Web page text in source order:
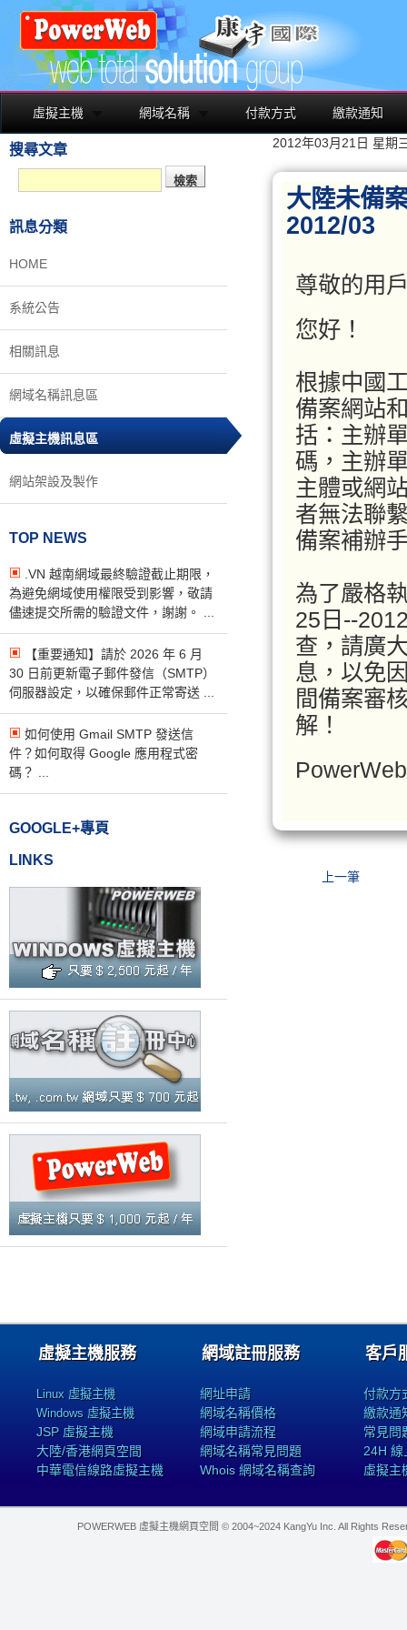
虛擬主機 網域名稱 付款方式 繳款通知
搜尋文章
訊息分類
HOME
系統公告
相關訊息
網域名稱訊息區
虛擬主機訊息區
網站架設及製作
TOP NEWS
.VN 越南網域最終驗證截止期限，
為避免網域使用權限受到影響，敬請
儘速提交所需的驗證文件，謝謝。 ...
【重要通知】請於 2026 年 6 月
30 日前更新電子郵件發信（SMTP）
伺服器設定，以確保郵件正常寄送 ...
如何使用 Gmail SMTP 發送信
件？如何取得 Google 應用程式密
碼？ ...
GOOGLE+專頁
LINKS
2012年03月21日 星期
大陸未備
2012/03
尊敬的用
您好！
根據中國
備案網站
括：主辦
碼，主辦
主體或網
者無法聯
備案補辦
為了嚴格
25日--
查，請廣
息，以免
間備案審
解！
上一筆
虛擬主機服務
Linux 虛擬主機
Windows 虛擬主機
JSP 虛擬主機
大陸/香港網頁空間
中華電信線路虛擬主機
網域註冊服務
網址申請
網域名稱價格
網域申請流程
網域名稱常見問題
Whois 網域名稱查詢
客戶
付款方
繳款通
常見問
24H 線
虛擬主
POWERWEB 虛擬主機網頁空間 © 2004~2024 KangYu Inc. All Rights